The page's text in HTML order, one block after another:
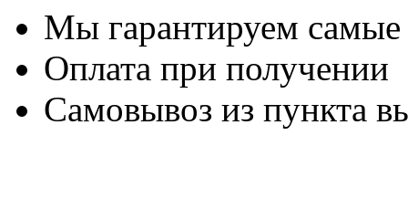
Мы гарантируем
Оплата при получении
Самовывоз из пункта